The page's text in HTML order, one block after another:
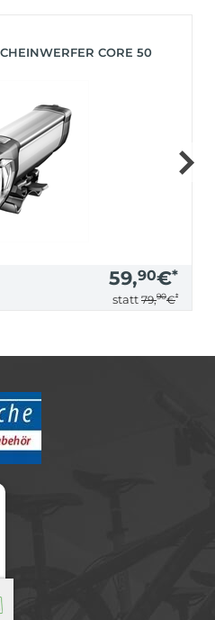
CORE 50
59,90€*
statt 79,90€*